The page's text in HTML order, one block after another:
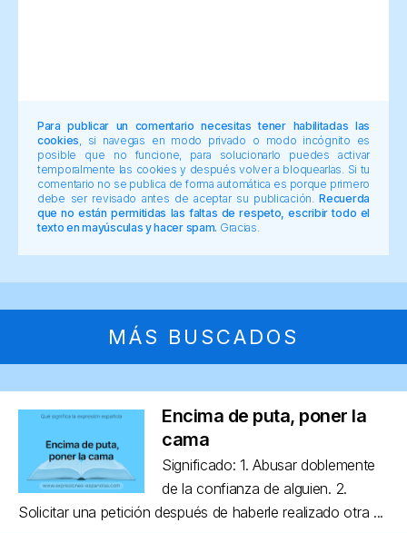
Para publicar un comentario necesitas tener habilitadas las
cookies , si navegas en modo privado o modo incógnito es
posible que no funcione, para solucionarlo puedes activar
temporalmente las cookies y después volver a bloquearlas. Si tu
comentario no se publica de forma automática es porque primero
debe ser revisado antes de aceptar su publicación.Recuerda
que no están permitidas las faltas de respeto, escribir todo el
texto en mayúsculas y hacer spam. Gracias.
MÁS BUSCADOS
Encima de puta, poner la
cama
Significado: 1. Abusar doblemente
de la confianza de alguien. 2.
Solicitar una petición después de haberle realizado otra ...